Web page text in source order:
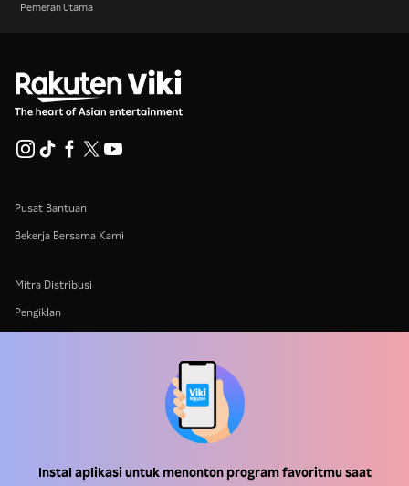
Instal aplikasi untuk menonton program favoritmu saat
Pemeran Utama
Pusat Bantuan
Bekerja Bersama Kami
Mitra Distribusi
Pengiklan
Kebijakan Cookie dan Teknologi Penelusuran
Kebijakan Hak Cipta